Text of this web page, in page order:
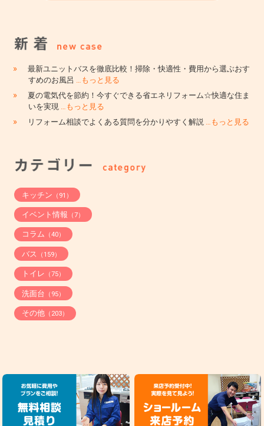
»
最新ユニットバスを徹底比較！掃除・快適性・費用から選ぶおす
すめのお風呂
…もっと見る
»
夏の電気代を節約！今すぐできる省エネリフォーム☆快適な住ま
いを実現 …もっと見る
» リフォーム相談でよくある質問を分かりやすく解説 …もっと見る
キッチン （91）
イベント情報 （7）
コラム （40）
バス （159）
トイレ （75）
洗面台 （95）
その他（203）